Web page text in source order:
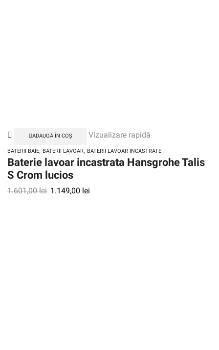
ADAUGĂ ÎN COȘ Vizualizare rapidă
BATERII BAIE, BATERII LAVOAR, BATERII LAVOAR INCASTRATE
Baterie lavoar incastrata Hansgrohe Talis
S Crom lucios
1.601,00lei 1.149,00 lei